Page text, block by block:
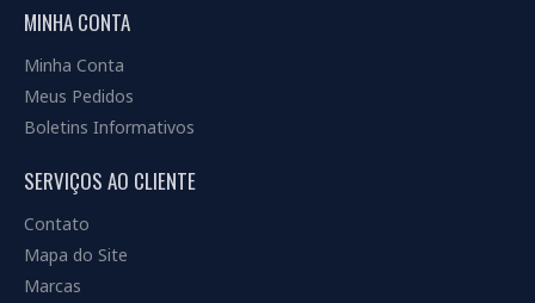
MINHA CONTA
Minha Conta
Meus Pedidos
Boletins Informativos
SERVIÇOS AO CLIENTE
Contato
Mapa do Site
Marcas